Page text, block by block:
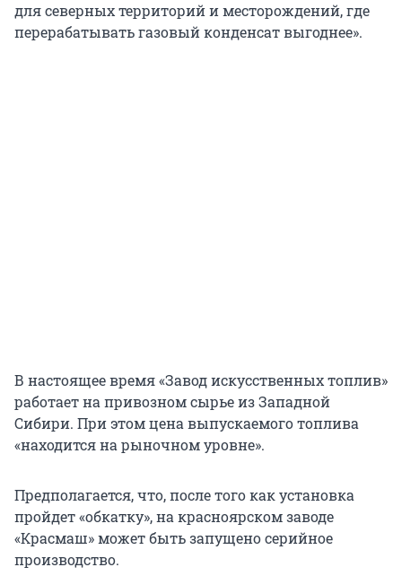
для северных территорий и месторождений, где
перерабатывать газовый конденсат выгоднее».
В настоящее время «Завод искусственных топлив»
работает на привозном сырье из Западной
Сибири. При этом цена выпускаемого топлива
«находится на рыночном уровне».
Предполагается, что, после того как установка
пройдет «обкатку», на красноярском заводе
«Красмаш» может быть запущено серийное
производство.